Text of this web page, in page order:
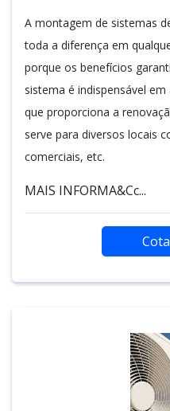
A montagem de sistemas
toda a diferença em
porque os benefícios
sistema é indispensável
que proporciona a
serve para diversos locais
comerciais, etc.
MAIS INFORMA&Cc...